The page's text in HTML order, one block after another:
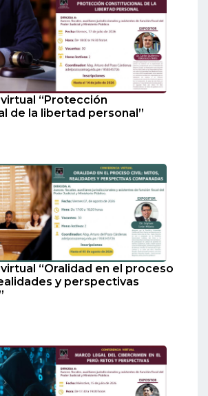
“Protección
de la libertad personal”
“Oralidad en el proceso
y perspectivas